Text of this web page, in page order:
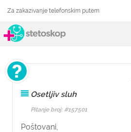
Za zakazivanje telefonskim putem
Osetljiv sluh
Pitanje broj: #157501
Poštovani,